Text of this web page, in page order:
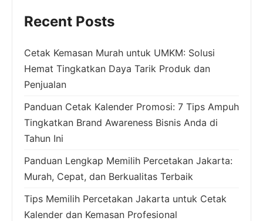
Recent Posts
Cetak Kemasan Murah untuk UMKM: Solusi
Hemat Tingkatkan Daya Tarik Produk dan
Penjualan
Panduan Cetak Kalender Promosi: 7 Tips Ampuh
Tingkatkan Brand Awareness Bisnis Anda di
Tahun Ini
Panduan Lengkap Memilih Percetakan Jakarta:
Murah, Cepat, dan Berkualitas Terbaik
Tips Memilih Percetakan Jakarta untuk Cetak
Kalender dan Kemasan Profesional